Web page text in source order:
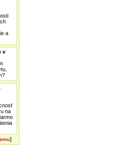
a
v
na
]